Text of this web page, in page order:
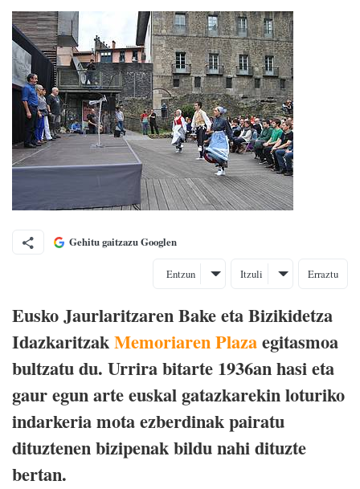
Gehitu gaitzazu Googlen
Entzun Itzuli Erraztu
Eusko Jaurlaritzaren Bake eta Bizikidetza
IdazkaritzakMemoriaren Plazaegitasmoa
bultzatu du. Urrira bitarte 1936an hasi eta
gaur egun arte euskal gatazkarekin loturiko
indarkeria mota ezberdinak pairatu
dituztenen bizipenak bildu nahi dituzte
bertan.